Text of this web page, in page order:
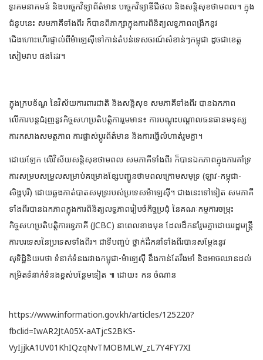
ទូរគមនាគមន៍ និងបច្ចេកវិទ្យាព័ត៌មាន បច្ចេកវិទ្យាឌីជីថល និងសន្តិសុខថាមពល។ ក្នុង
ជំនួបនេះ សមភាគីទាំងពីរ ក៏បានពិភាក្សាក្នុងការពិនិត្យលទ្ធភាពពង្រីកនូវ
ជើងហោះហើរផ្ទាល់ពីម៉ាឡេស៊ីទៅកាន់តំបន់ទេសចរណ៍សំខាន់ៗកម្ពុជា ដូចជាខេត្ត
សៀមរាប ផងដែរ។
ក្នុងក្របខ័ណ្ឌ នៃវិស័យការពារជាតិ និងសន្ដិសុខ សមភាគីទាំងពីរ បានឯកភាព
លើការបន្តជំរុញនូវកិច្ចសហប្រតិបត្តិការរួមមាន៖ ការបណ្តុះបណ្តាលធនធានមនុស្ស
ការកសាងសមត្ថភាព ការផ្លាស់ប្តូរព័ត៌មាន និងការធ្វើលំហាត់រួមគ្នា។
ដោយឡែក លើវិស័យសន្តិសុខថាមពល សមភាគីទាំងពីរ ក៏បានឯកភាពក្នុងការគាំទ្រ
ការសម្របសម្រួលសម្រាប់គម្រោងខ្សែបញ្ជូនថាមពលក្រោមសមុទ្រ (ឡាវ-កម្ពុជា-
សិង្ហបុរី) ដោយឆ្លងកាត់បាតសមុទ្ររបស់ប្រទេសម៉ាឡេស៊ី។ ជាងនេះទៅទៀត សមភាគី
ទាំងពីរបានឯកភាពក្នុងការពិនិត្យលទ្ធភាពរៀបចំកិច្ចប្រជុំ នៃគណៈកម្មការចម្រុះ
កិច្ចសហប្រតិបត្តិការទ្វេភាគី (JCBC) នាពេលខាងមុខ ដែលដឹកនាំរួមគ្នាដោយរដ្ឋមន្ត្រី
ការបរទេសនៃប្រទេសទាំងពីរ។ ជាទីបញ្ចប់ ថ្នាក់ដឹកនាំទាំងពីរបានសម្តែងនូវ
សុទិដ្ឋិនិយមថា ទំនាក់ទំនងរវាងកម្ពុជា-ម៉ាឡេស៊ី នឹងកាន់តែរឹងមាំ និងអាចឈានដល់
កម្រិតទំនាក់ទំនងខ្ពស់បន្ថែមទៀត ៕ ដោយ៖ កន ចំណាន
https://www.information.gov.kh/articles/125220?
fbclid=IwAR2JtA05X-aATjcS2BKS-
VyIjjkA1UV01KhIQzqNvTMOBMLW_zL7Y4FY7XI